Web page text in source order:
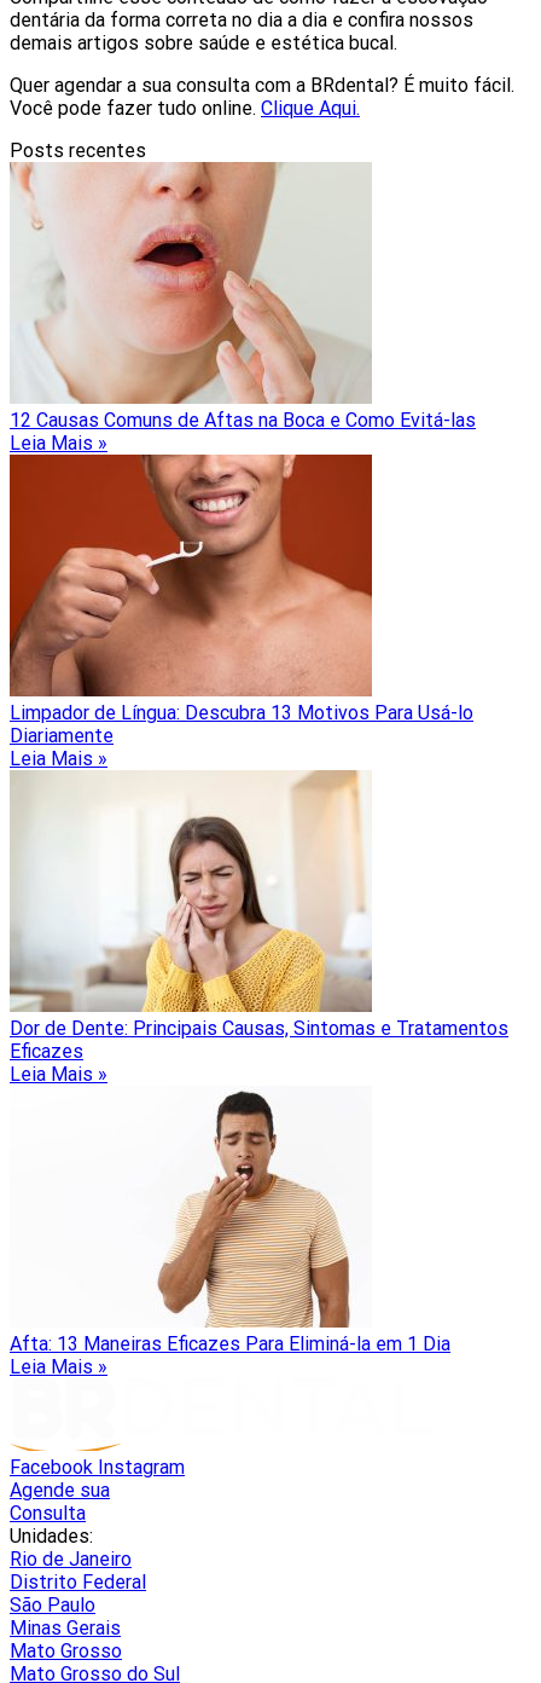
dentária da forma correta no dia a dia e confira nossos
demais artigos sobre saúde e estética bucal.
Quer agendar a sua consulta com a BRdental? É muito fácil.
Você pode fazer tudo online. Clique Aqui.
Posts recentes
12 Causas Comuns de Aftas na Boca e Como Evitá-las
Leia Mais »
Limpador de Língua: Descubra 13 Motivos Para Usá-lo
Diariamente
Leia Mais »
Dor de Dente: Principais Causas, Sintomas e Tratamentos
Eficazes
Leia Mais »
Afta: 13 Maneiras Eficazes Para Eliminá-la em 1 Dia
Leia Mais »
Facebook Instagram
Agende sua
Consulta
Unidades:
Rio de Janeiro
Distrito Federal
São Paulo
Minas Gerais
Mato Grosso
Mato Grosso do Sul